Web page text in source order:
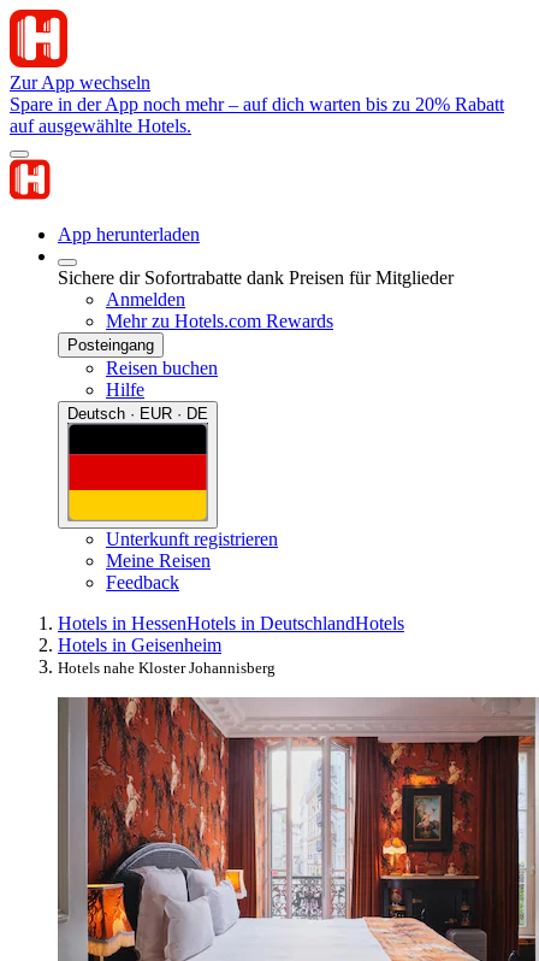
Zur App wechseln
Spare in der App noch mehr – auf dich warten bis zu 20% Rabatt
auf ausgewählte Hotels.
App herunterladen
Sichere dir Sofortrabatte dank Preisen für Mitglieder
Anmelden
Mehr zu Hotels.com Rewards
Posteingang
Reisen buchen
Hilfe
Deutsch · EUR · DE
Unterkunft registrieren
Meine Reisen
Feedback
Hotels in HessenHotels in DeutschlandHotels
Hotels in Geisenheim
Hotels nahe Kloster Johannisberg